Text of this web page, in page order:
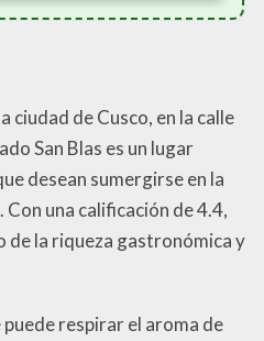
ciudad de Cusco, en la calle
San Blas es un lugar
desean sumergirse en la
una calificación de 4.4,
de la riqueza gastronómica y
respirar el aroma de